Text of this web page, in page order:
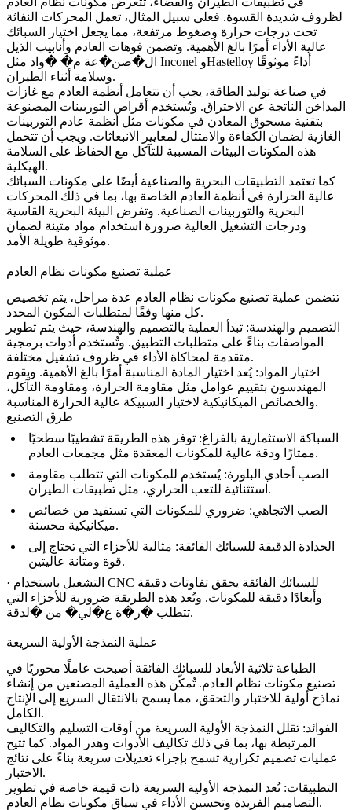
لظروف شديدة القسوة. فعلى سبيل المثال، تعمل المحركات النفاثة
تحت درجات حرارة وضغوط مرتفعة، مما يجعل اختيار السبائك
عالية الأداء أمرًا بالغ الأهمية. وتضمن فوهات العادم وأنابيب الذيل
ال�صن�عة م� �واد مثل Inconel وHastelloy أداءً موثوقًا
وسلامة أثناء الطيران.
في صناعة توليد الطاقة، يجب أن تتعامل أنظمة العادم مع غازات
المداخن الناتجة عن الاحتراق. وتُستخدم أقراص التوربينات المصنوعة
بتقنية مسحوق المعادن في مكونات مثل أنظمة عادم التوربينات
الغازية لضمان الكفاءة والامتثال لمعايير الانبعاثات. ويجب أن تتحمل
هذه المكونات البيئات المسببة للتآكل مع الحفاظ على السلامة
الهيكلية.
كما تعتمد التطبيقات البحرية والصناعية أيضًا على مكونات السبائك
عالية الحرارة في أنظمة العادم الخاصة بها، بما في ذلك المحركات
البحرية والتوربينات الصناعية. وتفرض البيئة البحرية القاسية
ودرجات التشغيل العالية ضرورة استخدام مواد متينة لضمان
موثوقية طويلة الأمد.
عملية تصنيع مكونات نظام العادم
تتضمن عملية تصنيع مكونات نظام العادم عدة مراحل، يتم تخصيص
كل منها وفقًا لمتطلبات المكون المحدد.
التصميم والهندسة: تبدأ العملية بالتصميم والهندسة، حيث يتم تطوير
المواصفات بناءً على متطلبات التطبيق. وتُستخدم أدوات برمجية
متقدمة لمحاكاة الأداء في ظروف تشغيل مختلفة.
اختيار المواد: يُعد اختيار المادة المناسبة أمرًا بالغ الأهمية. ويقوم
المهندسون بتقييم عوامل مثل مقاومة الحرارة، ومقاومة التآكل،
والخصائص الميكانيكية لاختيار
السبيكة عالية الحرارة
المناسبة.
طرق التصنيع
السباكة الاستثمارية بالفراغ: توفر هذه الطريقة تشطيبًا سطحيًا
ممتازًا ودقة عالية للمكونات المعقدة مثل مجمعات العادم.
الصب أحادي البلورة: يُستخدم للمكونات التي تتطلب مقاومة
استثنائية للتعب الحراري، مثل تطبيقات الطيران.
الصب الاتجاهي: ضروري للمكونات التي تستفيد من خصائص
ميكانيكية محسنة.
الحدادة الدقيقة للسبائك الفائقة: مثالية للأجزاء التي تحتاج إلى
قوة ومتانة عاليتين.
·
التشغيل باستخدام CNC للسبائك الفائقة يحقق تفاوتات دقيقة
وأبعادًا دقيقة للمكونات. وتُعد هذه الطريقة ضرورية للأجزاء التي
تتطلب �ر�ة ع�لي� من �لدقة.
عملية النمذجة الأولية السريعة
الطباعة ثلاثية الأبعاد للسبائك الفائقة أصبحت عاملًا محوريًا في
تصنيع مكونات نظام العادم. تُمكّن هذه العملية المصنعين من إنشاء
نماذج أولية للاختبار والتحقق، مما يسمح بالانتقال السريع إلى الإنتاج
الكامل.
الفوائد: تقلل النمذجة الأولية السريعة من أوقات التسليم والتكاليف
المرتبطة بها، بما في ذلك تكاليف الأدوات وهدر المواد. كما تتيح
عمليات تصميم تكرارية تسمح بإجراء تعديلات سريعة بناءً على نتائج
الاختبار.
التطبيقات: تُعد النمذجة الأولية السريعة ذات قيمة خاصة في تطوير
التصاميم الفريدة وتحسين الأداء في سياق مكونات نظام العادم.